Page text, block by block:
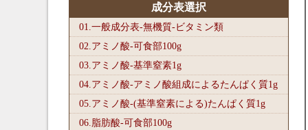
成分表選択
01.一般成分表-無機質-ビタミン類
02.アミノ酸-可食部100g
03.アミノ酸-基準窒素1g
04.アミノ酸-アミノ酸組成によるたんぱく質1g
05.アミノ酸-(基準窒素による)たんぱく質1g
06.脂肪酸-可食部100g